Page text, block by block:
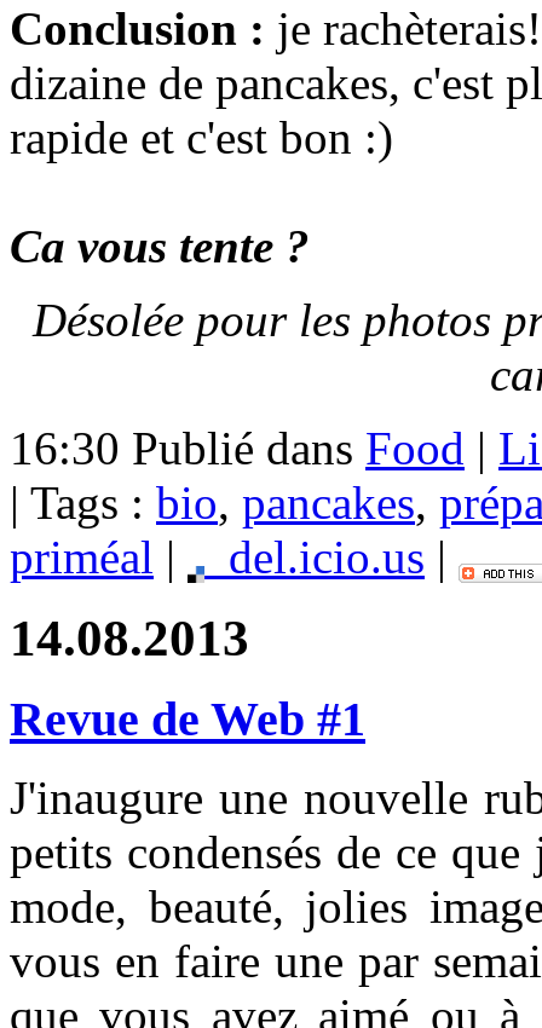
Conclusion : je
dizaine de pancakes, c'est
rapide et c'est bon :)
Ca vous tente ?
Désolée pour les photos
16:30 Publié dans Food |
| Tags : bio, pancakes,
priméal | del.icio.us |
14.08.2013
Revue de Web #1
J'inaugure une nouvelle
petits condensés de ce
mode, beauté, jolies
vous en faire une par
que vous avez aimé ou à